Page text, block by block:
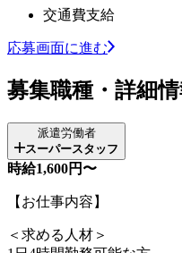
交通費支給
応募画面に進む
募集職種・詳細
派遣労働者
スーパースタッフ
時給1,600円〜
【お仕事内容】
＜求める人材＞